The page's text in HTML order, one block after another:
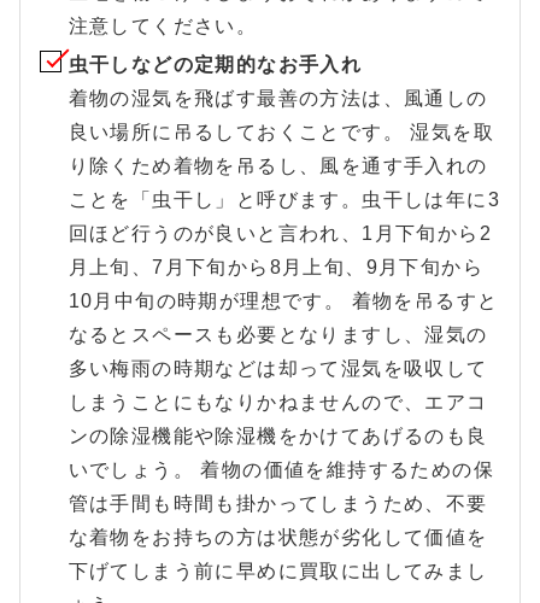
注意してください。
虫干しなどの定期的なお手入れ
着物の湿気を飛ばす最善の方法は、風通しの
良い場所に吊るしておくことです。 湿気を取
り除くため着物を吊るし、風を通す手入れの
ことを「虫干し」と呼びます。虫干しは年に3
回ほど行うのが良いと言われ、1月下旬から2
月上旬、7月下旬から8月上旬、9月下旬から
10月中旬の時期が理想です。 着物を吊るすと
なるとスペースも必要となりますし、湿気の
多い梅雨の時期などは却って湿気を吸収して
しまうことにもなりかねませんので、エアコ
ンの除湿機能や除湿機をかけてあげるのも良
いでしょう。 着物の価値を維持するための保
管は手間も時間も掛かってしまうため、不要
な着物をお持ちの方は状態が劣化して価値を
下げてしまう前に早めに買取に出してみまし